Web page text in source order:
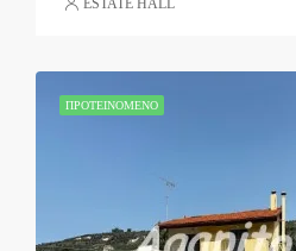
ESTATE HALL
ΠΡΟΤΕΙΝΌΜΕΝΟ